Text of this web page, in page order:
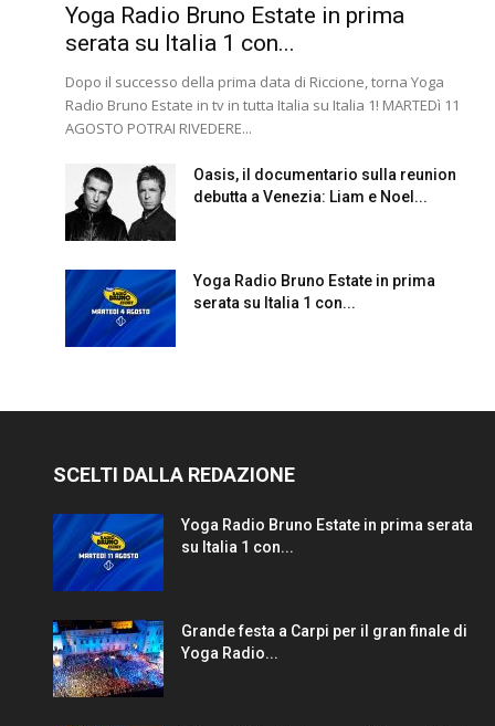
Yoga Radio Bruno Estate in prima
serata su Italia 1 con...
Dopo il successo della prima data di Riccione, torna Yoga
Radio Bruno Estate in tv in tutta Italia su Italia 1! MARTEDì 11
AGOSTO POTRAI RIVEDERE...
Oasis, il documentario sulla reunion
debutta a Venezia: Liam e Noel...
Yoga Radio Bruno Estate in prima
serata su Italia 1 con...
SCELTI DALLA REDAZIONE
Yoga Radio Bruno Estate in prima serata
su Italia 1 con...
Grande festa a Carpi per il gran finale di
Yoga Radio...